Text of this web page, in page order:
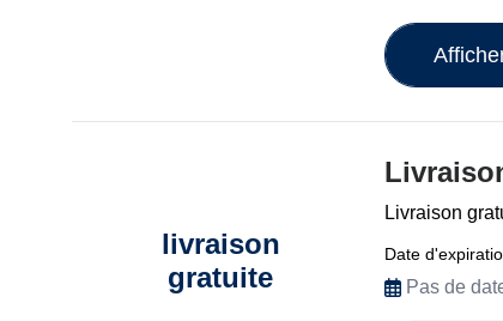
livraison
gratuite
Livraison
Date
Pas de